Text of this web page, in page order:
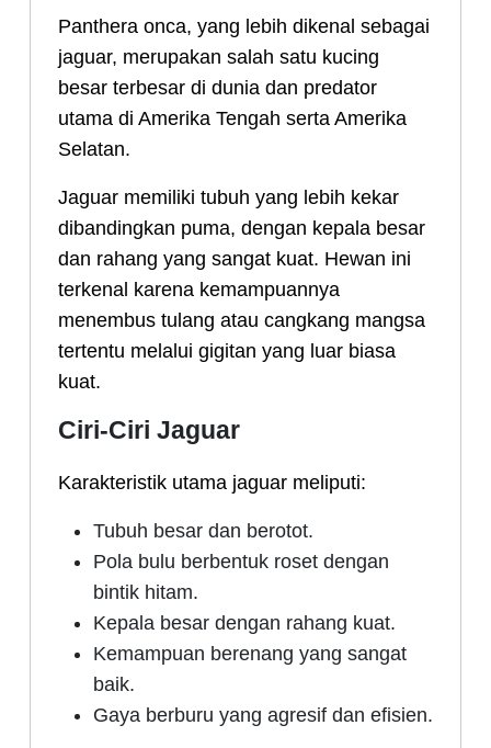
Panthera onca, yang lebih dikenal sebagai
jaguar, merupakan salah satu kucing
besar terbesar di dunia dan predator
utama di Amerika Tengah serta Amerika
Selatan.
Jaguar memiliki tubuh yang lebih kekar
dibandingkan puma, dengan kepala besar
dan rahang yang sangat kuat. Hewan ini
terkenal karena kemampuannya
menembus tulang atau cangkang mangsa
tertentu melalui gigitan yang luar biasa
kuat.
Ciri-Ciri Jaguar
Karakteristik utama jaguar meliputi:
Tubuh besar dan berotot.
Pola bulu berbentuk roset dengan
bintik hitam.
Kepala besar dengan rahang kuat.
Kemampuan berenang yang sangat
baik.
Gaya berburu yang agresif dan efisien.